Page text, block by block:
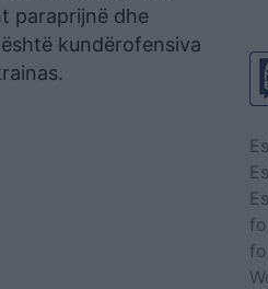
paraprijnë dhe
kundërofensiva